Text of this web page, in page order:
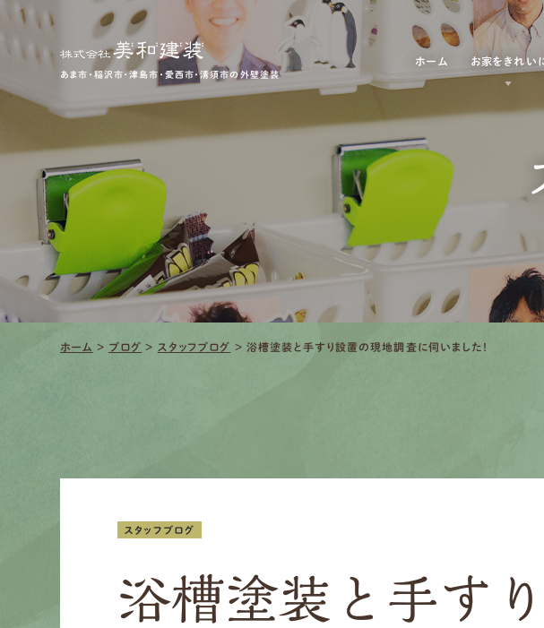
あま市・稲沢市・津島市・愛西市・清須市の外壁塗装
ホーム お家をきれい
ホーム > ブログ > スタッフブログ > 浴槽塗装と手すり設置の現地調査に伺いました！
スタッフブログ
浴槽塗装と手す